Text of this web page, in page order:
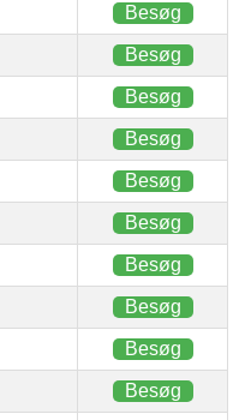
Besøg
Besøg
Besøg
Besøg
Besøg
Besøg
Besøg
Besøg
Besøg
Besøg